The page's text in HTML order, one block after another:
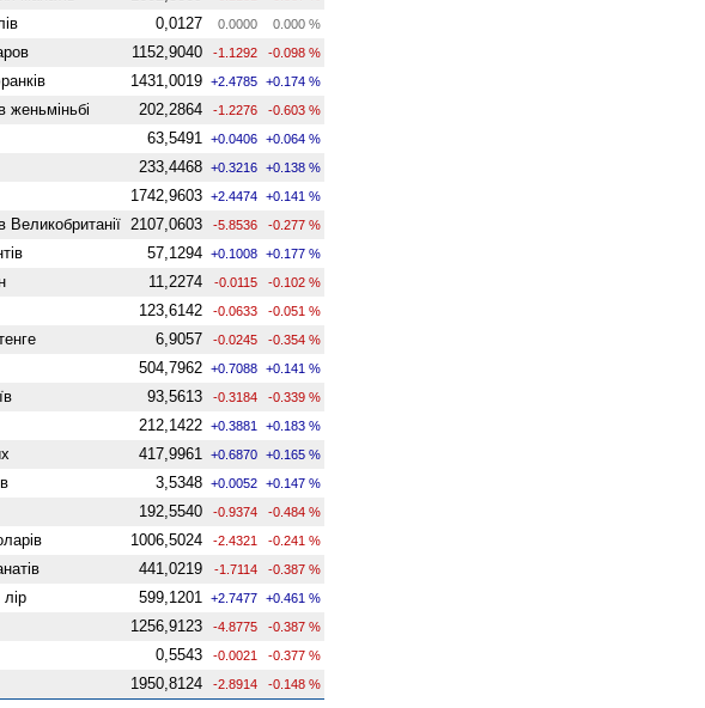
0,0127 0.0000 0.000 %
1152,9040 -1.1292 -0.098 %
1431,0019 +2.4785 +0.174 %
женьмiньбi 202,2864 -1.2276 -0.603 %
63,5491 +0.0406 +0.064 %
233,4468 +0.3216 +0.138 %
1742,9603 +2.4474 +0.141 %
Велико­британії 2107,0603 -5.8536 -0.277 %
57,1294 +0.1008 +0.177 %
11,2274 -0.0115 -0.102 %
123,6142 -0.0633 -0.051 %
6,9057 -0.0245 -0.354 %
504,7962 +0.7088 +0.141 %
93,5613 -0.3184 -0.339 %
212,1422 +0.3881 +0.183 %
417,9961 +0.6870 +0.165 %
3,5348 +0.0052 +0.147 %
192,5540 -0.9374 -0.484 %
1006,5024 -2.4321 -0.241 %
441,0219 -1.7114 -0.387 %
599,1201 +2.7477 +0.461 %
1256,9123 -4.8775 -0.387 %
0,5543 -0.0021 -0.377 %
1950,8124 -2.8914 -0.148 %